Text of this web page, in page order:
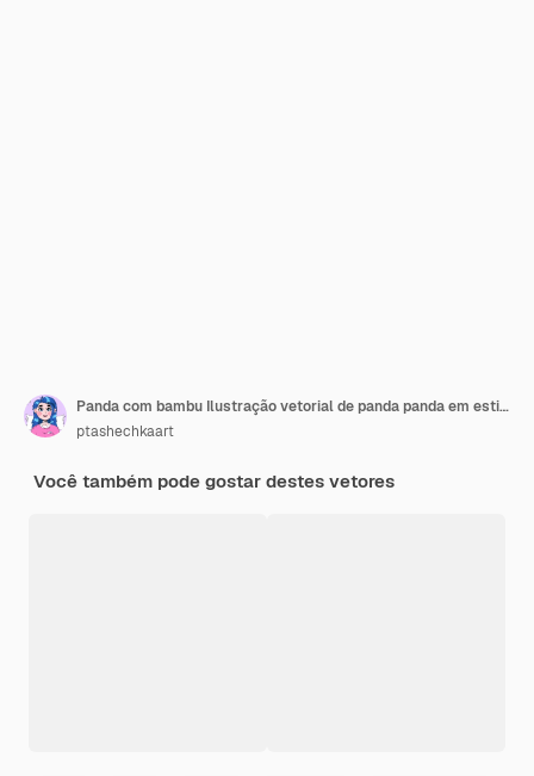
Panda com bambu Ilustração vetorial de panda panda em estilo simples com contornos panda isolado
ptashechkaart
Você também pode gostar destes vetores